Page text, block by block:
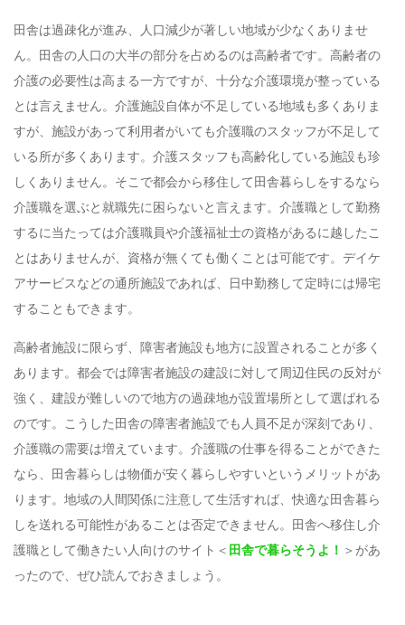
田舎は過疎化が進み、人口減少が著しい地域が少なくありませ
ん。田舎の人口の大半の部分を占めるのは高齢者です。高齢者の
介護の必要性は高まる一方ですが、十分な介護環境が整っている
とは言えません。介護施設自体が不足している地域も多くありま
すが、施設があって利用者がいても介護職のスタッフが不足して
いる所が多くあります。介護スタッフも高齢化している施設も珍
しくありません。そこで都会から移住して田舎暮らしをするなら
介護職を選ぶと就職先に困らないと言えます。介護職として勤務
するに当たっては介護職員や介護福祉士の資格があるに越したこ
とはありませんが、資格が無くても働くことは可能です。デイケ
アサービスなどの通所施設であれば、日中勤務して定時には帰宅
することもできます。
高齢者施設に限らず、障害者施設も地方に設置されることが多く
あります。都会では障害者施設の建設に対して周辺住民の反対が
強く、建設が難しいので地方の過疎地が設置場所として選ばれる
のです。こうした田舎の障害者施設でも人員不足が深刻であり、
介護職の需要は増えています。介護職の仕事を得ることができた
なら、田舎暮らしは物価が安く暮らしやすいというメリットがあ
ります。地域の人間関係に注意して生活すれば、快適な田舎暮ら
しを送れる可能性があることは否定できません。田舎へ移住し介
護職として働きたい人向けのサイト＜ 田舎で暮らそうよ！ ＞があ
ったので、ぜひ読んでおきましょう。